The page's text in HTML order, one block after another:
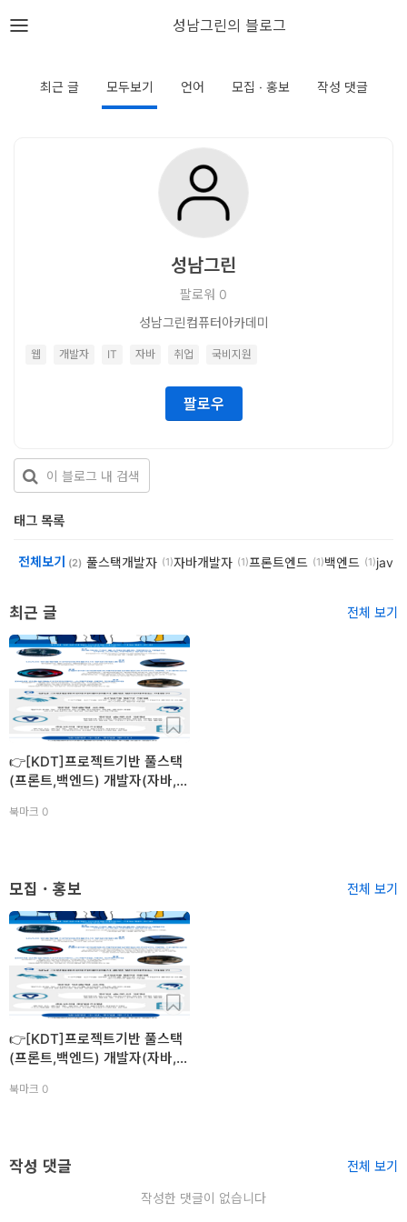
뎁스노트
발
도
구
네
워
크
와
서
버
데
이
터
이
스
프
로
젝
트
관
리
터
성남그린의 블로그
최근 글 모두보기 언어 모집 · 홍보 작성 댓글
성남그린
팔로워 0
성남그린컴퓨터아카데미
웹 개발자 IT 자바 취업 국비지원
팔로우
태그 목록
전체보기 (2) 풀스택개발자 (1)자바개발자 (1)프론트엔드 (1)백엔드 (1)java
최근 글 전체 보기
👉[KDT]프로젝트기반 풀스택
(프론트,백엔드) 개발자(자바,
국비지원훈련
북마크 0
모집 · 홍보 전체 보기
👉[KDT]프로젝트기반 풀스택
(프론트,백엔드) 개발자(자바,
국비지원훈련
북마크 0
작성 댓글 전체 보기
작성한 댓글이 없습니다